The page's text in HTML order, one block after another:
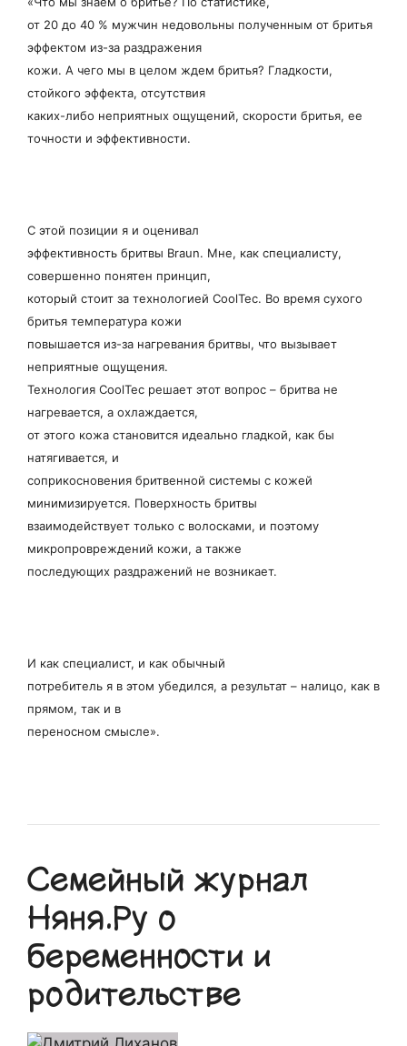
от 20 до 40 % мужчин недовольны полученным от бритья
эффектом из-за раздражения
кожи. А чего мы в целом ждем бритья? Гладкости,
стойкого эффекта, отсутствия
каких-либо неприятных ощущений, скорости бритья, ее
точности и эффективности.
С этой позиции я и оценивал
эффективность бритвы Braun. Мне, как специалисту,
совершенно понятен принцип,
который стоит за технологией CoolTec. Во время сухого
бритья температура кожи
повышается из-за нагревания бритвы, что вызывает
неприятные ощущения.
Технология CoolTec решает этот вопрос – бритва не
нагревается, а охлаждается,
от этого кожа становится идеально гладкой, как бы
натягивается, и
соприкосновения бритвенной системы с кожей
минимизируется. Поверхность бритвы
взаимодействует только с волосками, и поэтому
микропровреждений кожи, а также
последующих раздражений не возникает.
И как специалист, и как обычный
потребитель я в этом убедился, а результат – налицо, как в
прямом, так и в
переносном смысле».
Семейный журнал
Няня.Ру о
беременности и
родительстве